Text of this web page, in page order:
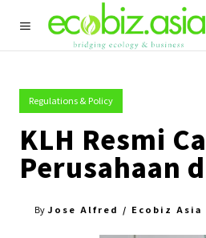
Regulations & Policy
KLH Resmi
Perusahaan
By Jose Alfred / Ecobiz Asia